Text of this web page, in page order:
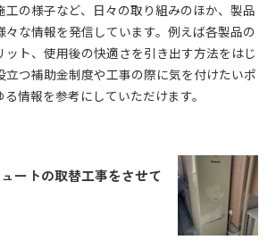
工の様子など、日々の取り組みのほか、製品
な情報を発信しています。例えば各製品の
ット、使用後の快適さを引き出す方法をはじ
立つ補助金制度や工事の際に気を付けたいポ
情報を参考にしていただけます。
ートの取替工事をさせて